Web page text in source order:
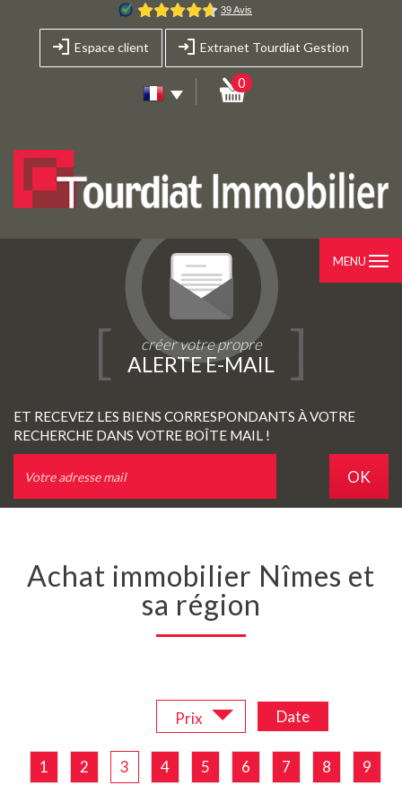
Espace client Extranet Tourdiat Gestion
0
MENU
créer votre propre
ALERTE E-MAIL
ET RECEVEZ LES BIENS CORRESPONDANTS À VOTRE
RECHERCHE DANS VOTRE BOÎTE MAIL !
OK
Achat immobilier Nîmes et
sa région
Prix Date
1 2 3 4 5 6 7 8 9